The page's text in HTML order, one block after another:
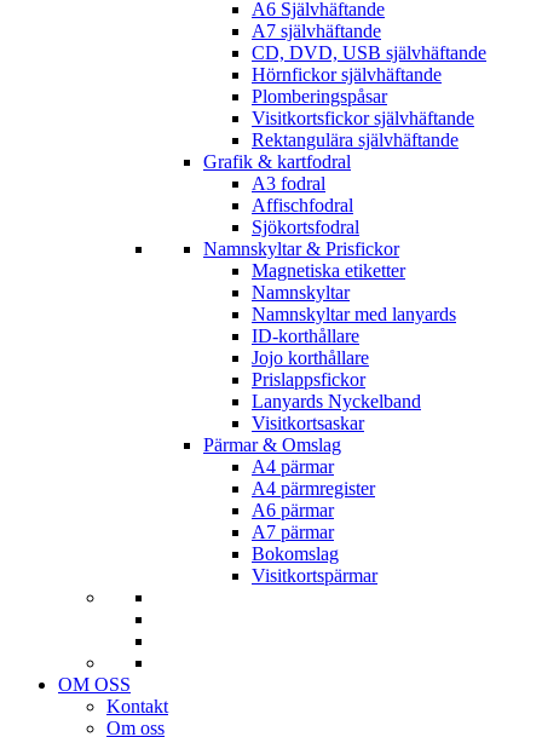
A6 Självhäftande
A7 självhäftande
CD, DVD, USB självhäftande
Hörnfickor självhäftande
Plomberingspåsar
Visitkortsfickor självhäftande
Rektangulära självhäftande
Grafik & kartfodral
A3 fodral
Affischfodral
Sjökortsfodral
Namnskyltar & Prisfickor
Magnetiska etiketter
Namnskyltar
Namnskyltar med lanyards
ID-korthållare
Jojo korthållare
Prislappsfickor
Lanyards Nyckelband
Visitkortsaskar
Pärmar & Omslag
A4 pärmar
A4 pärmregister
A6 pärmar
A7 pärmar
Bokomslag
Visitkortspärmar
OM OSS
Kontakt
Om oss